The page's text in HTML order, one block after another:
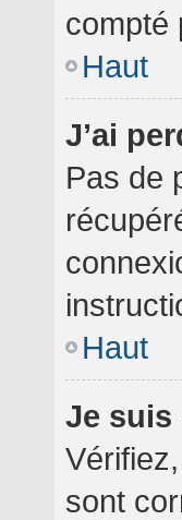
compté
Haut
J’ai
Pas de
Haut
Je suis
sont